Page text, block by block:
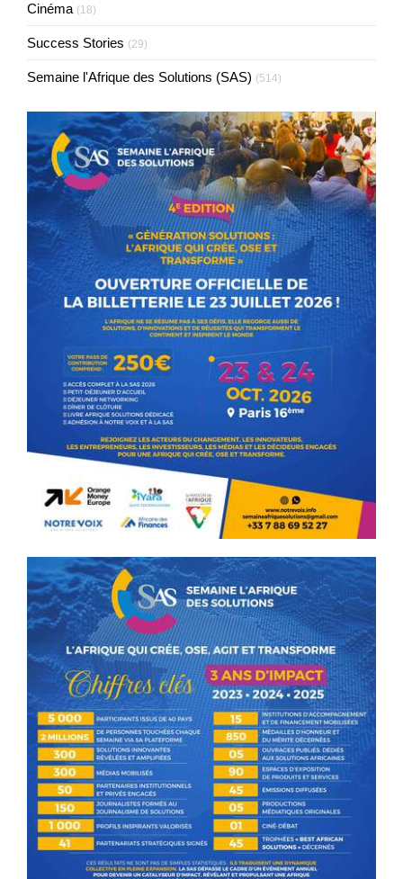
Cinéma (18)
Success Stories (29)
Semaine l'Afrique des Solutions (SAS) (514)